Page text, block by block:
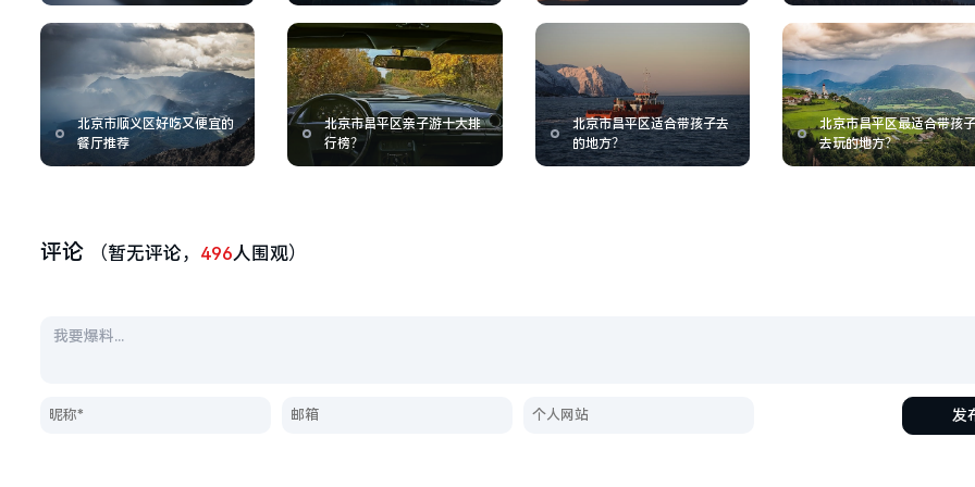
北京市顺义区好吃又便宜的
餐厅推荐
北京市昌平区亲子游十大排
行榜？
北京市昌平区适合带孩子去
的地方？
北京市昌平区最适合带孩子
去玩的地方？
评论 （暂无评论， 496人围观）
发